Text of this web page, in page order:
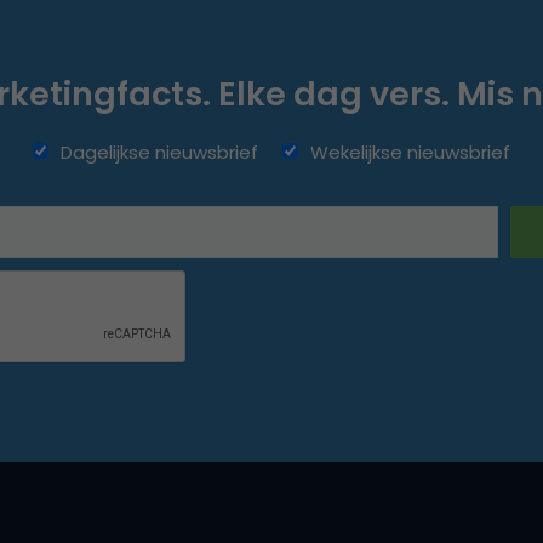
Elke dag vers. Mis
Dagelijkse nieuwsbrief Wekelijkse nieuwsbrief